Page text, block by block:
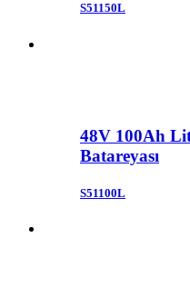
S51150L
48V 100Ah
Batareyası
S51100L